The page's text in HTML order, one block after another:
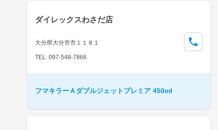
ダイレックスわさだ店
大分県大分市市１１８１
TEL: 097-548-7866
フマキラーＡダブルジェットプレミア 450ml